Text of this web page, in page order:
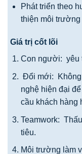
Phát triển theo
thiện môi trường
Giá trị cốt lõi
Con người: yêu
Đổi mới: Không
nghệ hiện đại
cầu khách hàng
Teamwork:
tiêu.
Môi trường làm